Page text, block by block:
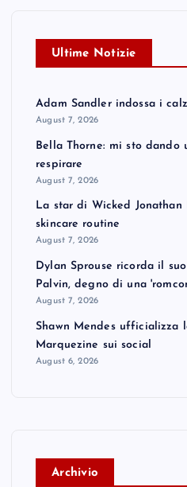
Ultime Notizie
Adam Sandler indossa i
August 7, 2026
Bella Thorne: mi sto dando
respirare
August 7, 2026
La star di Wicked Jonathan
skincare routine
August 7, 2026
Dylan Sprouse ricorda il
Palvin, degno di una
August 7, 2026
Shawn Mendes ufficializza
Marquezine sui social
August 6, 2026
Archivio